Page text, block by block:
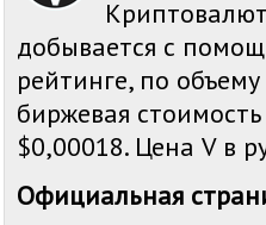
добывается с
рейтинге, по
биржевая
$0,00018. Цена V в
Официальная